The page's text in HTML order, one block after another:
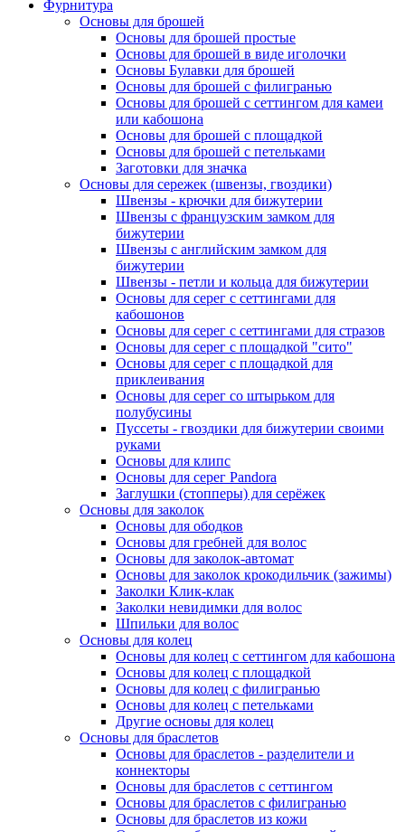
Фурнитура
Основы для брошей
Основы для брошей простые
Основы для брошей в виде иголочки
Основы Булавки для брошей
Основы для брошей с филигранью
Основы для брошей с сеттингом для камеи
или кабошона
Основы для брошей с площадкой
Основы для брошей с петельками
Заготовки для значка
Основы для сережек (швензы, гвоздики)
Швензы - крючки для бижутерии
Швензы с французским замком для
бижутерии
Швензы с английским замком для
бижутерии
Швензы - петли и кольца для бижутерии
Основы для серег с сеттингами для
кабошонов
Основы для серег с сеттингами для стразов
Основы для серег с площадкой "сито"
Основы для серег с площадкой для
приклеивания
Основы для серег со штырьком для
полубусины
Пуссеты - гвоздики для бижутерии своими
руками
Основы для клипс
Основы для серег Pandora
Заглушки (стопперы) для серёжек
Основы для заколок
Основы для ободков
Основы для гребней для волос
Основы для заколок-автомат
Основы для заколок крокодильчик (зажимы)
Заколки Клик-клак
Заколки невидимки для волос
Шпильки для волос
Основы для колец
Основы для колец с сеттингом для кабошона
Основы для колец с площадкой
Основы для колец с филигранью
Основы для колец с петельками
Другие основы для колец
Основы для браслетов
Основы для браслетов - разделители и
коннекторы
Основы для браслетов с сеттингом
Основы для браслетов с филигранью
Основы для браслетов из кожи